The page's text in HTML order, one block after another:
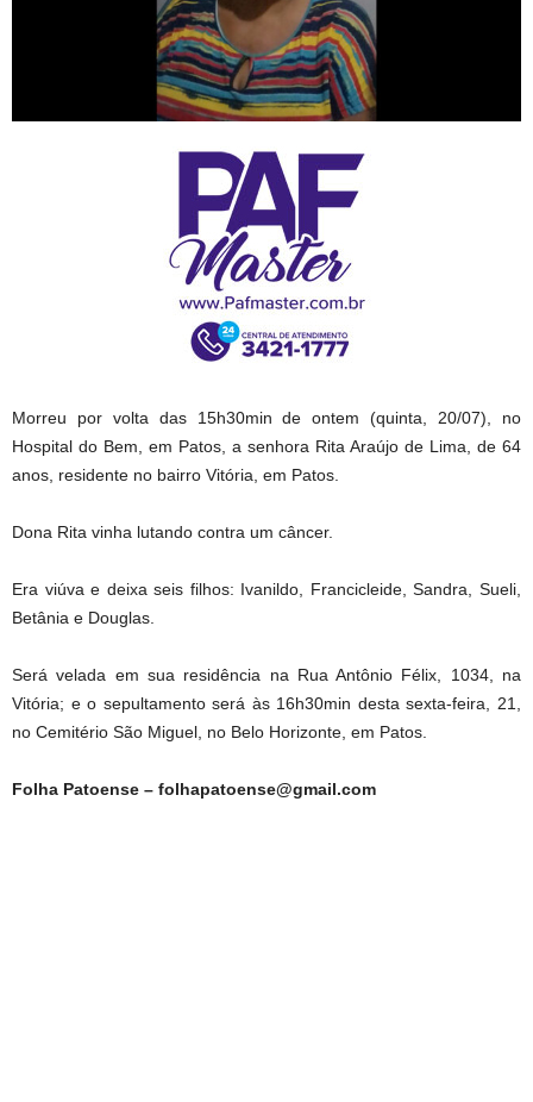
Morreu por volta das 15h30min de ontem (quinta, 20/07), no
Hospital do Bem, em Patos, a senhora Rita Araújo de Lima, de 64
anos, residente no bairro Vitória, em Patos.
Dona Rita vinha lutando contra um câncer.
Era viúva e deixa seis filhos: Ivanildo, Francicleide, Sandra, Sueli,
Betânia e Douglas.
Será velada em sua residência na Rua Antônio Félix, 1034, na
Vitória; e o sepultamento será às 16h30min desta sexta-feira, 21,
no Cemitério São Miguel, no Belo Horizonte, em Patos.
Folha Patoense – folhapatoense@gmail.com